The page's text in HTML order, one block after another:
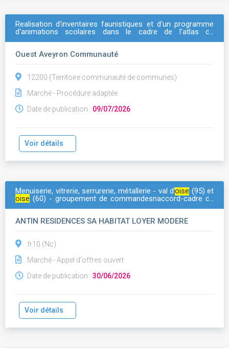
Realisation d'inventaires faunistiques et d'un programme
d'animations scolaires dans le cadre de l'atlas de
Ouest Aveyron Communauté
12200 (Territoire communauté de communes)
Marché - Procédure adaptée
Date de publication : 09/07/2026
Voir détails
Menuiserie, vitrerie, serrurerie, métallerie - val d’oise (95) et
oise (60) - groupement de commandesnaccord-cadre de
arcade vyv et de l'alfi
ANTIN RESIDENCES SA HABITAT LOYER MODERE
fr10 (Nc)
Marché - Appel d'offres ouvert
Date de publication : 30/06/2026
Voir détails